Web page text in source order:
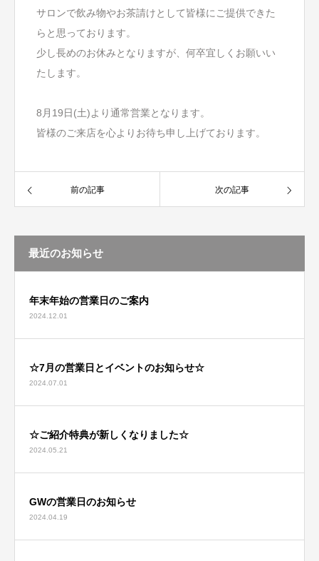
サロンで飲み物やお茶請けとして皆様にご提供できた
らと思っております。
少し長めのお休みとなりますが、何卒宜しくお願いい
たします。
8月19日(土)より通常営業となります。
皆様のご来店を心よりお待ち申し上げております。
前の記事 次の記事
最近のお知らせ
年末年始の営業日のご案内
2024.12.01
☆7月の営業日とイベントのお知らせ☆
2024.07.01
☆ご紹介特典が新しくなりました☆
2024.05.21
GWの営業日のお知らせ
2024.04.19